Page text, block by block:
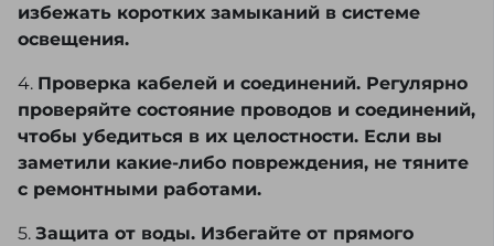
избежать коротких замыканий в системе
освещения.
4. Проверка кабелей и соединений. Регулярно
проверяйте состояние проводов и соединений,
чтобы убедиться в их целостности. Если вы
заметили какие-либо повреждения, не тяните
с ремонтными работами.
5. Защита от воды. Избегайте от прямого